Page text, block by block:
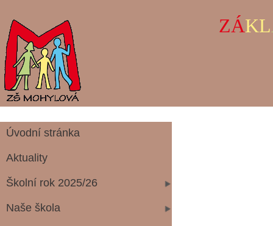
ZÁKL
Úvodní stránka
Aktuality
Školní rok 2025/26
Naše škola